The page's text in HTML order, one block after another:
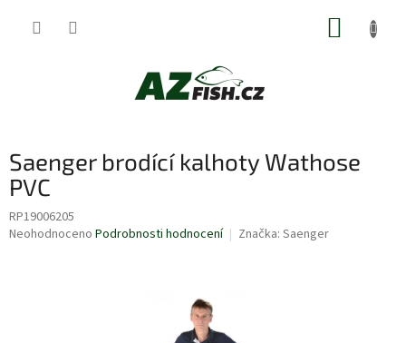
Saenger brodící kalhoty Wathose
PVC
RP19006205
Průměrné
Neohodnoceno Podrobnosti hodnocení Značka: Saenger